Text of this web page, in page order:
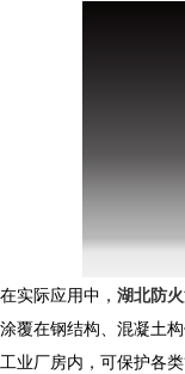
在实际应用中， 湖北防
涂覆在钢结构、混凝土
工业厂房内，可保护各